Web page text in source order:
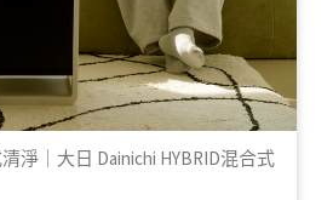
淨｜大日 Dainichi HYBRID混合式